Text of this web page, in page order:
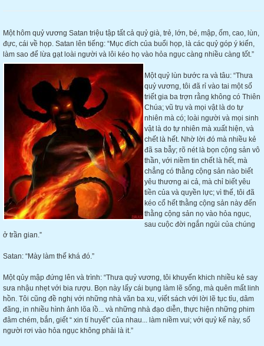
Một hôm quỷ vương Satan triệu tập tất cả quỷ già, trẻ, lớn, bé, mập, ốm, cao, lùn,
đực, cái về họp. Satan lên tiếng: “Mục đích của buổi họp, là các quỷ góp ý kiến,
làm sao để lừa gạt loài người và lôi kéo họ vào hỏa ngục càng nhiều càng tốt.”
Một quỷ lùn bước ra và tâu: “Thưa
quỷ vương, tôi đã rỉ vào tai một số
triết gia ba trợn rằng không có Thiên
Chúa; vũ trụ và mọi vật là do tự
nhiên mà có; loài người và mọi sinh
vật là do tự nhiên mà xuất hiện, và
chết là hết. Nhờ lời đó mà nhiều kẻ
đã sa bẫy; rõ nét là bọn cộng sản vô
thần, với niềm tin chết là hết, mà
chẳng có thằng cộng sản nào biết
yêu thương ai cả, mà chỉ biết yêu
tiền của và quyền lực; vì thế, tôi đã
kéo cổ hết thằng cộng sản này đến
thằng cộng sản nọ vào hỏa ngục,
sau cuộc đời ngắn ngủi của chúng
ở trần gian.”
Satan: “Mày làm thế khá đó.”
Một qủy mập đứng lên và trình: “Thưa quỷ vương, tôi khuyến khich nhiều kẻ say
sưa nhậu nhẹt với bia rượu. Bọn này lấy cái bụng làm lẽ sống, mà quên mất linh
hồn. Tôi cũng đề nghị với những nhà văn ba xu, víết sách với lời lẽ tục tỉu, dâm
đãng, in nhiều hình ảnh lõa lồ... và những nhà đạo diễn, thực hiện những phim
đâm chém, bắn, giết “ xin tí huyết” của nhau... làm niềm vui; với quỷ kế này, số
người rơi vào hỏa ngục không phải là it.”